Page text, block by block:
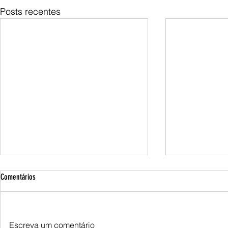
Posts recentes
Comentários
Escreva um comentário